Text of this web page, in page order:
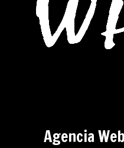
Agencia